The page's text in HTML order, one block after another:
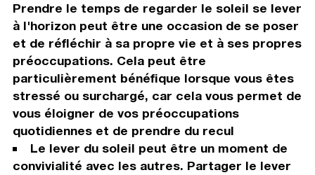
Prendre le temps de regarder le soleil se lever
à l'horizon peut être une occasion de se poser
et de réfléchir à sa propre vie et à ses propres
préoccupations. Cela peut être
particulièrement bénéfique lorsque vous êtes
stressé ou surchargé, car cela vous permet de
vous éloigner de vos préoccupations
quotidiennes et de prendre du recul
Le lever du soleil peut être un moment de
convivialité avec les autres. Partager le lever